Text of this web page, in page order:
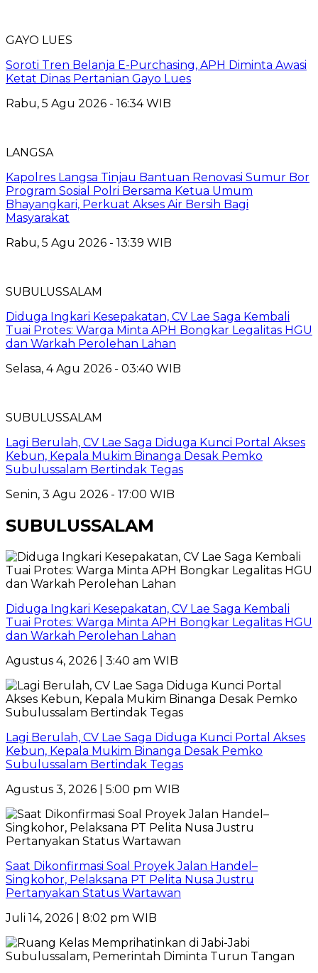
GAYO LUES
Soroti Tren Belanja E-Purchasing, APH Diminta Awasi
Ketat Dinas Pertanian Gayo Lues
Rabu, 5 Agu 2026 - 16:34 WIB
LANGSA
Kapolres Langsa Tinjau Bantuan Renovasi Sumur Bor
Program Sosial Polri Bersama Ketua Umum
Bhayangkari, Perkuat Akses Air Bersih Bagi
Masyarakat
Rabu, 5 Agu 2026 - 13:39 WIB
SUBULUSSALAM
Diduga Ingkari Kesepakatan, CV Lae Saga Kembali
Tuai Protes: Warga Minta APH Bongkar Legalitas HGU
dan Warkah Perolehan Lahan
Selasa, 4 Agu 2026 - 03:40 WIB
SUBULUSSALAM
Lagi Berulah, CV Lae Saga Diduga Kunci Portal Akses
Kebun, Kepala Mukim Binanga Desak Pemko
Subulussalam Bertindak Tegas
Senin, 3 Agu 2026 - 17:00 WIB
SUBULUSSALAM
Diduga Ingkari Kesepakatan, CV Lae Saga Kembali
Tuai Protes: Warga Minta APH Bongkar Legalitas HGU
dan Warkah Perolehan Lahan
Agustus 4, 2026 | 3:40 am WIB
Lagi Berulah, CV Lae Saga Diduga Kunci Portal Akses
Kebun, Kepala Mukim Binanga Desak Pemko
Subulussalam Bertindak Tegas
Agustus 3, 2026 | 5:00 pm WIB
Saat Dikonfirmasi Soal Proyek Jalan Handel–
Singkohor, Pelaksana PT Pelita Nusa Justru
Pertanyakan Status Wartawan
Juli 14, 2026 | 8:02 pm WIB